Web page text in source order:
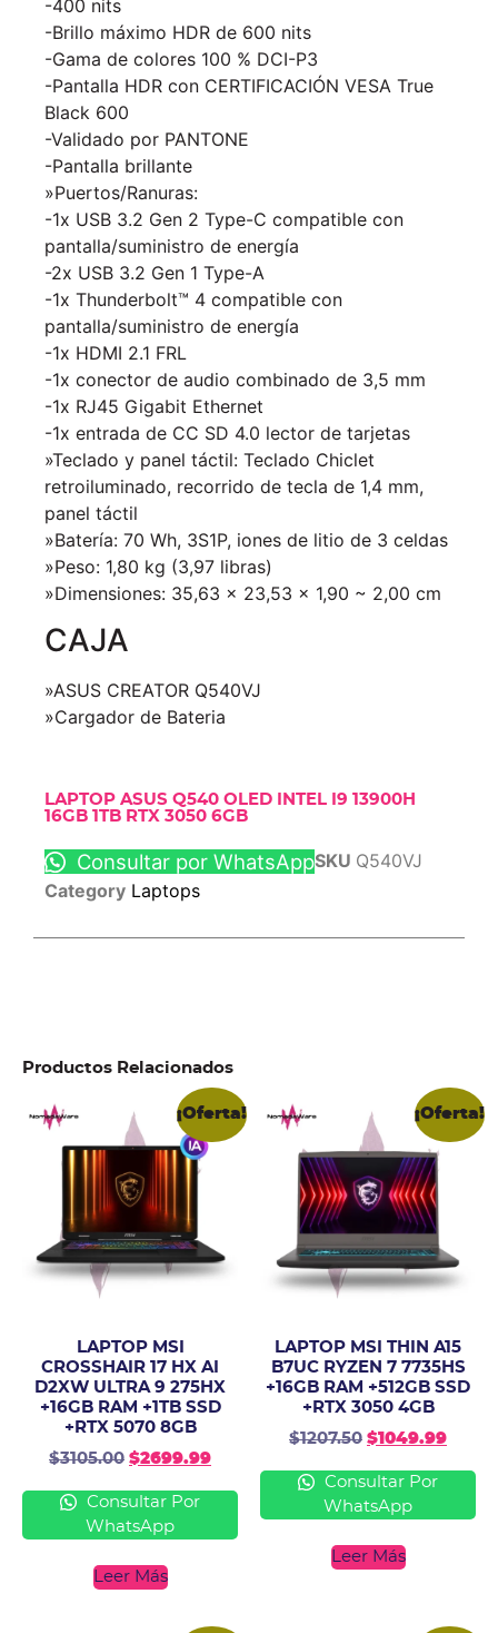
-400 nits
-Brillo máximo HDR de 600 nits
-Gama de colores 100 % DCI-P3
-Pantalla HDR con CERTIFICACIÓN VESA True
Black 600
-Validado por PANTONE
-Pantalla brillante
»Puertos/Ranuras:
-1x USB 3.2 Gen 2 Type-C compatible con
pantalla/suministro de energía
-2x USB 3.2 Gen 1 Type-A
-1x Thunderbolt™ 4 compatible con
pantalla/suministro de energía
-1x HDMI 2.1 FRL
-1x conector de audio combinado de 3,5 mm
-1x RJ45 Gigabit Ethernet
-1x entrada de CC SD 4.0 lector de tarjetas
»Teclado y panel táctil: Teclado Chiclet
retroiluminado, recorrido de tecla de 1,4 mm,
panel táctil
»Batería: 70 Wh, 3S1P, iones de litio de 3 celdas
»Peso: 1,80 kg (3,97 libras)
»Dimensiones: 35,63 x 23,53 x 1,90 ~ 2,00 cm
CAJA
»ASUS CREATOR Q540VJ
»Cargador de Bateria
LAPTOP ASUS Q540 OLED INTEL I9 13900H
16GB 1TB RTX 3050 6GB
Consultar por WhatsAppSKU Q540VJ
Category Laptops
Productos Relacionados
¡Oferta!
LAPTOP MSI
CROSSHAIR 17 HX AI
D2XW ULTRA 9 275HX
+16GB RAM +1TB SSD
+RTX 5070 8GB
$3105.00 $2699.99
Consultar Por
WhatsApp
Leer Más
¡Oferta!
LAPTOP MSI THIN A15
B7UC RYZEN 7 7735HS
+16GB RAM +512GB SSD
+RTX 3050 4GB
$1207.50 $1049.99
Consultar Por
WhatsApp
Leer Más